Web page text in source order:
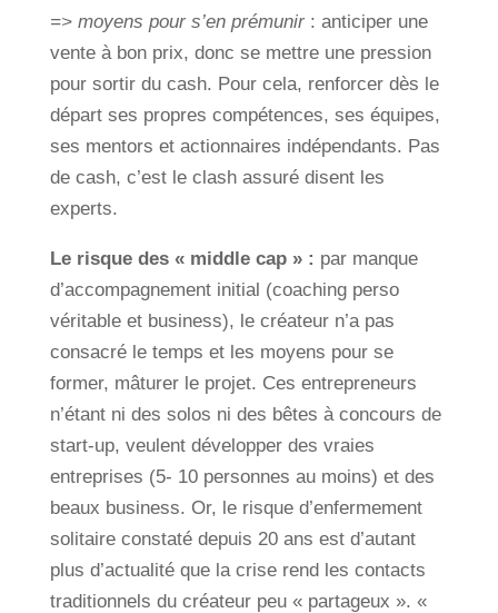
=> moyens pour s’en prémunir: anticiper une
vente à bon prix, donc se mettre une pression
pour sortir du cash. Pour cela, renforcer dès le
départ ses propres compétences, ses équipes,
ses mentors et actionnaires indépendants. Pas
de cash, c’est le clash assuré disent les
experts.
Le risque des « middle cap » : par manque
d’accompagnement initial (coaching perso
véritable et business), le créateur n’a pas
consacré le temps et les moyens pour se
former, mâturer le projet. Ces entrepreneurs
n’étant ni des solos ni des bêtes à concours de
start-up, veulent développer des vraies
entreprises (5- 10 personnes au moins) et des
beaux business. Or, le risque d’enfermement
solitaire constaté depuis 20 ans est d’autant
plus d’actualité que la crise rend les contacts
traditionnels du créateur peu « partageux ». «